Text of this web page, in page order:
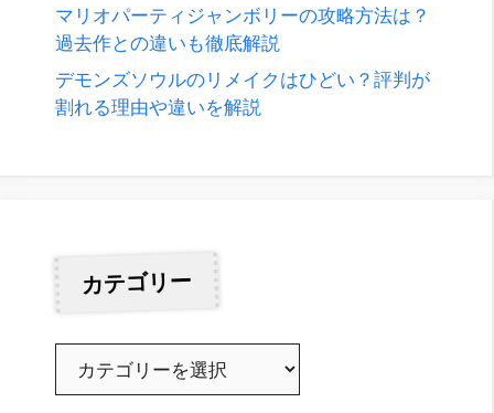
マリオパーティジャンボリーの攻略方法は？
過去作との違いも徹底解説
デモンズソウルのリメイクはひどい？評判が
割れる理由や違いを解説
カテゴリー